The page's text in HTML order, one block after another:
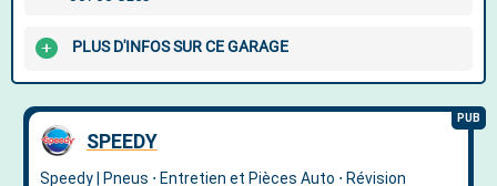
PLUS D'INFOS SUR CE GARAGE